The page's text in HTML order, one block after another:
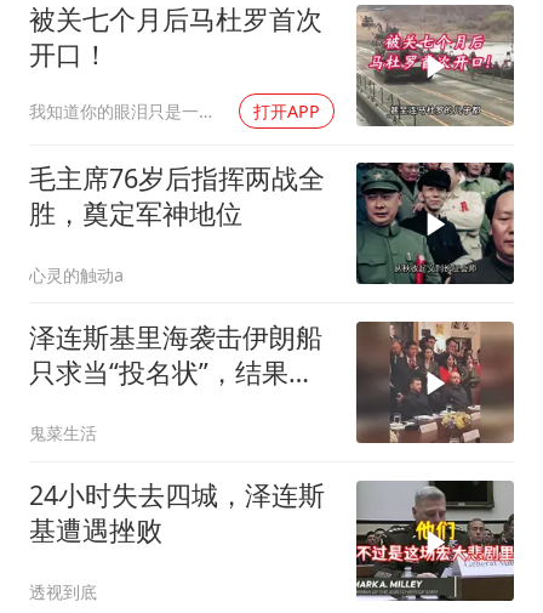
被关七个月后马杜罗首次
开口！
我知道你的眼泪只是一种无奈 打开APP
毛主席76岁后指挥两战全
胜，奠定军神地位
心灵的触动a
泽连斯基里海袭击伊朗船
只求当“投名状”，结果特
鬼菜生活
24小时失去四城，泽连斯
基遭遇挫败
透视到底